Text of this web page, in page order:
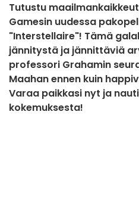
Tutustu
Gamesin uudessa
"Interstellaire"! Tämä
jännitystä ja jännittäviä
professori Grahamin
Maahan ennen kuin
Varaa paikkasi nyt ja
kokemuksesta!